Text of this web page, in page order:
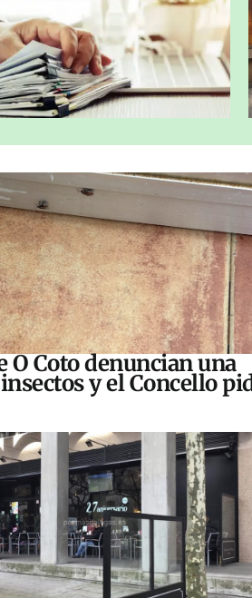
O Coto denuncian una
insectos y el Concello